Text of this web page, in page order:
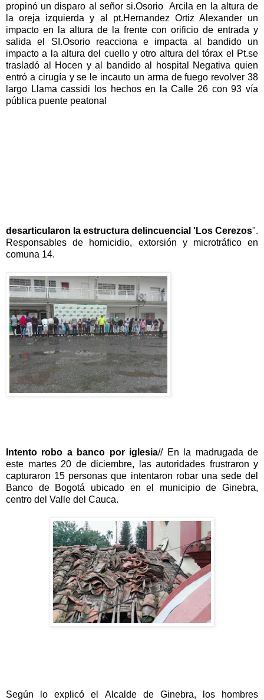
propinó un disparo al señor si.Osorio Arcila en la altura de
la oreja izquierda y al pt.Hernandez Ortiz Alexander un
impacto en la altura de la frente con orificio de entrada y
salida el SI.Osorio reacciona e impacta al bandido un
impacto a la altura del cuello y otro altura del tórax el Pt.se
trasladó al Hocen y al bandido al hospital Negativa quien
entró a cirugía y se le incauto un arma de fuego revolver 38
largo Llama cassidi los hechos en la Calle 26 con 93 vía
pública puente peatonal
desarticularon la estructura delincuencial 'Los Cerezos".
Responsables de homicidio, extorsión y microtráfico en
comuna 14.
Intento robo a banco por iglesia// En la madrugada de
este martes 20 de diciembre, las autoridades frustraron y
capturaron 15 personas que intentaron robar una sede del
Banco de Bogotá ubicado en el municipio de Ginebra,
centro del Valle del Cauca.
Según lo explicó el Alcalde de Ginebra, los hombres